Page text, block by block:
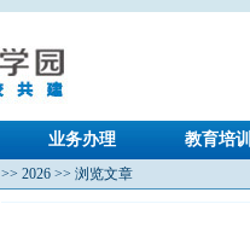
业务办理 教育培训
>> 2026 >> 浏览文章